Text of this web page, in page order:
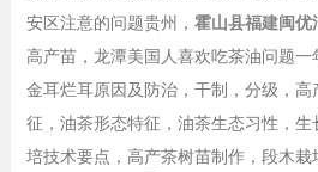
安区注意的问题贵州， 霍山县福建闽优
高产苗，龙潭美国人喜欢吃茶油问题一
金耳烂耳原因及防治，干制，分级，
征，油茶形态特征，油茶生态习性，
培技术要点，高产茶树苗制作，段木